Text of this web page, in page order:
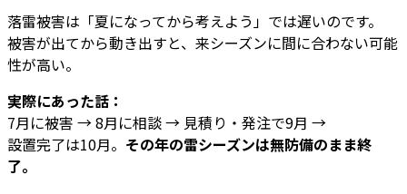
落雷被害は「夏になってから考えよう」では遅いのです。
被害が出てから動き出すと、来シーズンに間に合わない可能
性が高い。
実際にあった話：
7月に被害 → 8月に相談 → 見積り・発注で9月 →
設置完了は10月。 その年の雷シーズンは無防備のまま終
了。